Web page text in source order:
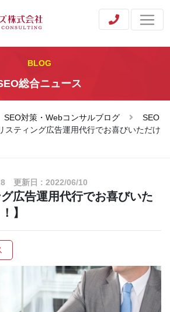
BLOG
総合ニュース
SEO対策・Webコンサルブログ
SEO
リスティング広告運用代行でお喜びいただけ
更新日 : 2022/06/10
グ広告運用代行でお喜びいた
】